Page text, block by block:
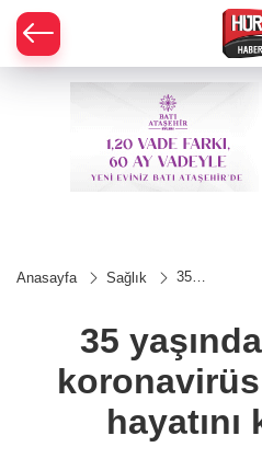
Anasayfa Sağlık
35
koronavirüs
nedeniyle
hayatını
kaybetti
35